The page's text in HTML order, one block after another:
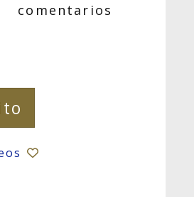
comentarios